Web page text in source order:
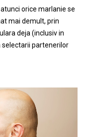
orice marlanie se
mai demult, prin
deja (inclusiv in
selectarii partenerilor